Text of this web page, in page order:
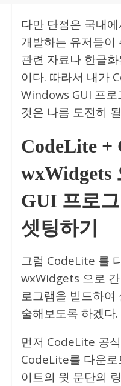
다만 단점은 국내
개발하는 유저들이
관련 자료나 한글
이다. 따라서 내가
Windows GUI 프
것은 나름 도전히
CodeLite +
wxWidgets
GUI 프로
셋팅하기
그럼 CodeLite 를
wxWidgets 으로
로그램을 빌드하여
술해보도록 하겠다.
먼저 CodeLite 공
CodeLite를 다운
이트의 윗 문단의